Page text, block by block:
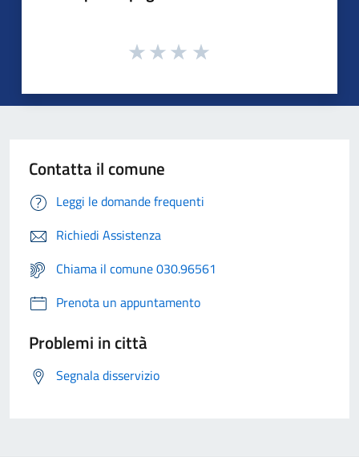
Contatta il comune
Leggi le domande frequenti
Richiedi Assistenza
Chiama il comune 030.96561
Prenota un appuntamento
Problemi in città
Segnala disservizio